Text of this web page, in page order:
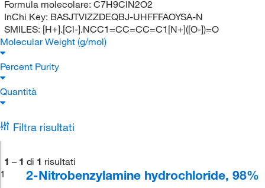
Formula molecolare: C7H9ClN2O2
InChi Key: BASJTVIZZDEQBJ-UHFFFAOYSA-N
SMILES: [H+].[Cl-].NCC1=CC=CC=C1[N+]([O-])=O
Molecular Weight (g/mol)
Percent Purity
Quantità
Filtra risultati
1 – 1 di 1 risultati
1
2-Nitrobenzylamine hydrochloride, 98%